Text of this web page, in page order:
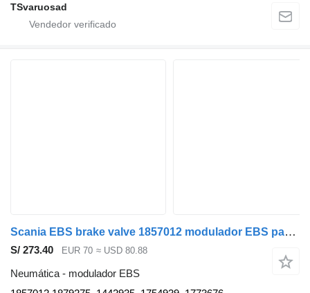
TSvaruosad
Scania EBS brake valve 1857012 modulador EBS para Scania P230 cabeza tractora
S/ 273.40 EUR 70 ≈ USD 80.88
Neumática - modulador EBS